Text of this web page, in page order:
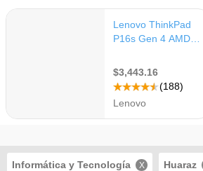
Informática y Tecnología Huaraz